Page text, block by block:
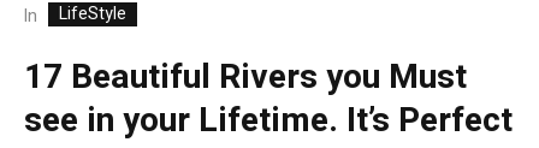
In LifeStyle
17 Beautiful Rivers you Must
see in your Lifetime. It’s Perfect